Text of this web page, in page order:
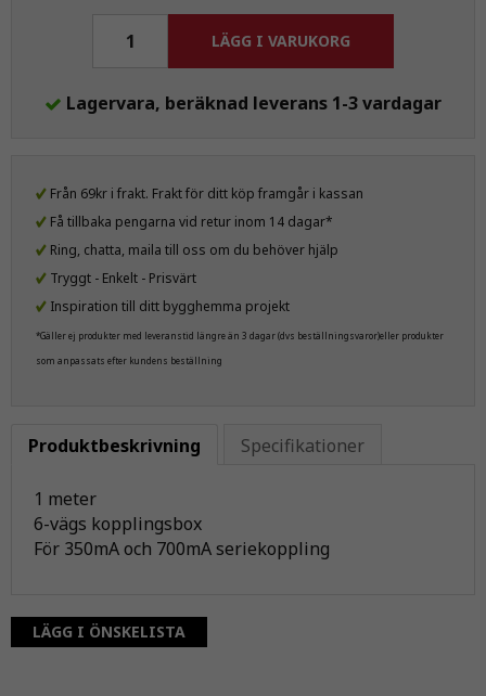
LÄGG I VARUKORG
Lagervara, beräknad leverans 1-3 vardagar
Från 69kr i frakt. Frakt för ditt köp framgår i kassan
Få tillbaka pengarna vid retur inom 14 dagar*
Ring, chatta, maila till oss om du behöver hjälp
Tryggt - Enkelt - Prisvärt
Inspiration till ditt bygghemma projekt
*Gäller ej produkter med leveranstid längre än 3 dagar (dvs beställningsvaror)eller produkter
som anpassats efter kundens beställning
Produktbeskrivning Specifikationer
1 meter
6-vägs kopplingsbox
För 350mA och 700mA seriekoppling
LÄGG I ÖNSKELISTA